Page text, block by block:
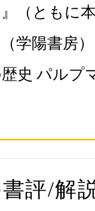
（ともに
学陽書房
史 パルプ
評/解